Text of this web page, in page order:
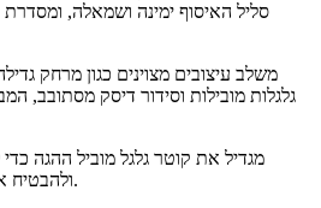
סליל האיסוף ימינה ושמאלה,
גלגלות מובילות וסידור דיסק מסתובב,
ולהבטיח את איכות הכבלים התקועים.